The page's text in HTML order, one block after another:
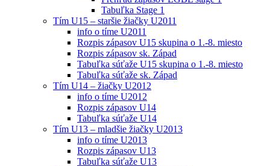
Tabuľka Stage 1
Tím U15 – staršie žiačky U2011
info o tíme U2011
Rozpis zápasov U15 skupina o 1.-8. miesto
Rozpis zápasov sk. Západ
Tabuľka súťaže U15 skupina o 1.-8. miesto
Tabuľka súťaže sk. Západ
Tím U14 – žiačky U2012
info o tíme U2012
Rozpis zápasov U14
Tabuľka súťaže U14
Tím U13 – mladšie žiačky U2013
info o tíme U2013
Rozpis zápasov U13
Tabuľka súťaže U13